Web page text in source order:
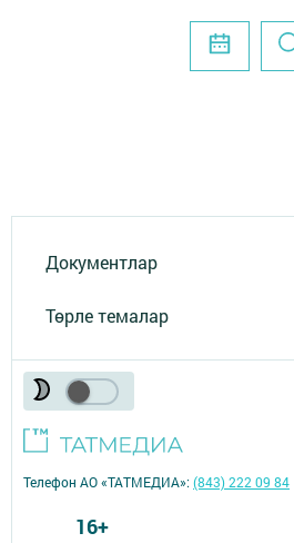
Документлар
Төрле темалар
Телефон АО «ТАТМЕДИА»:(843) 222 09 84
16+